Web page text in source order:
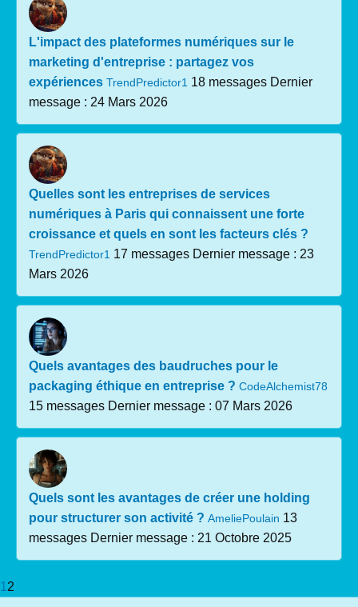
L'impact des plateformes numériques sur le
marketing d'entreprise : partagez vos
expériences TrendPredictor1 18 messages Dernier
message : 24 Mars 2026
Quelles sont les entreprises de services
numériques à Paris qui connaissent une forte
croissance et quels en sont les facteurs clés ?
TrendPredictor1 17 messages Dernier message : 23
Mars 2026
Quels avantages des baudruches pour le
packaging éthique en entreprise ? CodeAlchemist78
15 messages Dernier message : 07 Mars 2026
Quels sont les avantages de créer une holding
pour structurer son activité ? AmeliePoulain 13
messages Dernier message : 21 Octobre 2025
1 2